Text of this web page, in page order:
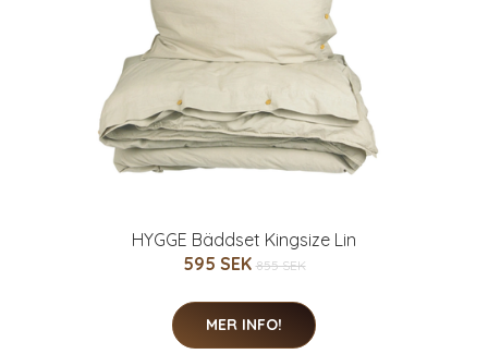
HYGGE Bäddset Kingsize Lin
595 SEK 855 SEK
MER INFO!